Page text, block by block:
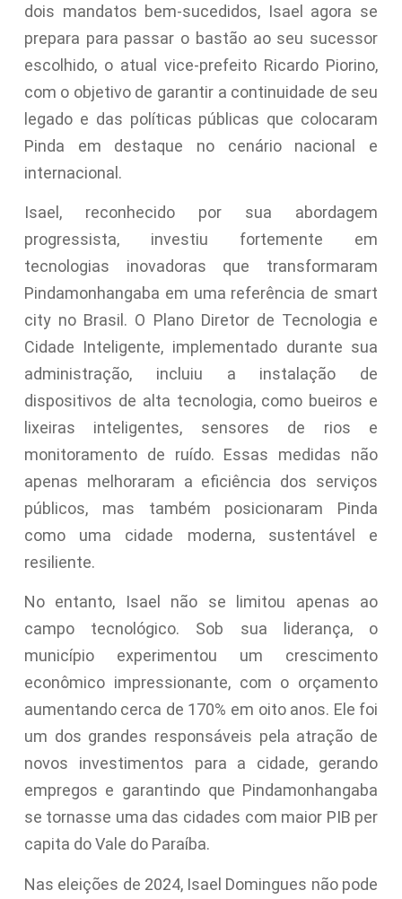
dois mandatos bem-sucedidos, Isael agora se
prepara para passar o bastão ao seu sucessor
escolhido, o atual vice-prefeito Ricardo Piorino,
com o objetivo de garantir a continuidade de seu
legado e das políticas públicas que colocaram
Pinda em destaque no cenário nacional e
internacional.
Isael, reconhecido por sua abordagem
progressista, investiu fortemente em
tecnologias inovadoras que transformaram
Pindamonhangaba em uma referência de smart
city no Brasil. O Plano Diretor de Tecnologia e
Cidade Inteligente, implementado durante sua
administração, incluiu a instalação de
dispositivos de alta tecnologia, como bueiros e
lixeiras inteligentes, sensores de rios e
monitoramento de ruído. Essas medidas não
apenas melhoraram a eficiência dos serviços
públicos, mas também posicionaram Pinda
como uma cidade moderna, sustentável e
resiliente.
No entanto, Isael não se limitou apenas ao
campo tecnológico. Sob sua liderança, o
município experimentou um crescimento
econômico impressionante, com o orçamento
aumentando cerca de 170% em oito anos. Ele foi
um dos grandes responsáveis pela atração de
novos investimentos para a cidade, gerando
empregos e garantindo que Pindamonhangaba
se tornasse uma das cidades com maior PIB per
capita do Vale do Paraíba.
Nas eleições de 2024, Isael Domingues não pode